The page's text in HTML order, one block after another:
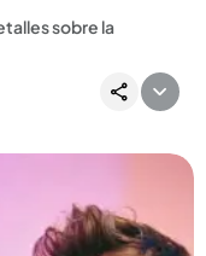
sobre la
a no callar. ...